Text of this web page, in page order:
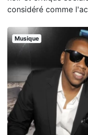
considéré comme
Musique